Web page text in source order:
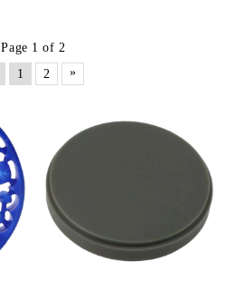
Page 1 of 2
1 2 »